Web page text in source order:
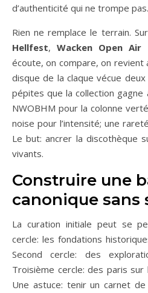
d’authenticité qui ne trompe pas.
Rien ne remplace le terrain.
Hellfest,Wacken Open Air
écoute, on compare, on revient
disque de la claque vécue
pépites que la collection gagne
NWOBHM pour la colonne
noise pour l’intensité; une
Le but: ancrer la discothèque
vivants.
Construire une
canonique sans
La curation initiale peut se
cercle: les fondations
Second cercle: des
Troisième cercle: des paris sur
Une astuce: tenir un carnet